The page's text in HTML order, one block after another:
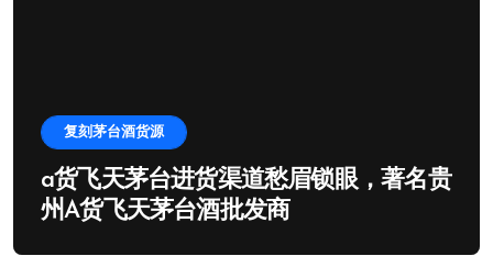
复刻茅台酒货源
a货飞天茅台进货渠道愁眉锁眼，著名贵
州A货飞天茅台酒批发商